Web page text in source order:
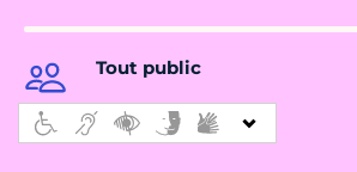
Tout public